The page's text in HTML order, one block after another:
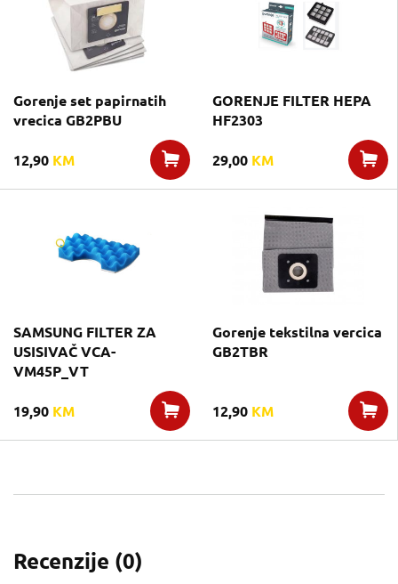
Gorenje set papirnatih
vrecica GB2PBU
12,90 KM
GORENJE FILTER HEPA
HF2303
29,00 KM
SAMSUNG FILTER ZA
USISIVAČ VCA-
VM45P_VT
19,90 KM
Gorenje tekstilna vercica
GB2TBR
12,90 KM
Recenzije (0)